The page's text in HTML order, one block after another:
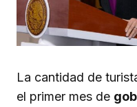
La cantidad de
el primer mes de